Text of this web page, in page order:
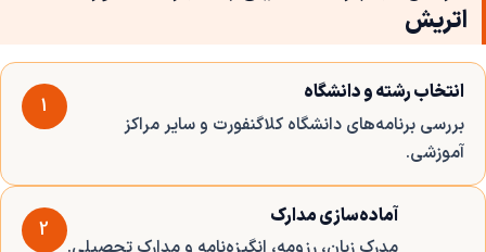
اتریش
1
انتخاب رشته و دانشگاه
بررسی برنامه‌های دانشگاه کلاگنفورت و سایر مراکز
آموزشی.
2
آماده‌سازی مدارک